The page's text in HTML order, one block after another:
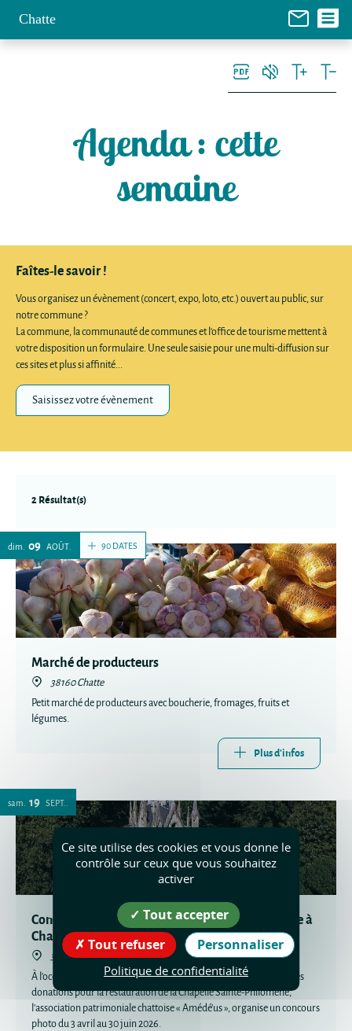
Chatte
Agenda: cette
semaine
Faîtes-le savoir !
Vous organisez un évènement (concert, expo, loto, etc.) ouvert au public, sur
notre commune ?
La commune, la communauté de communes et l'office de tourisme mettent à
votre disposition un formulaire. Une seule saisie pour une multi-diffusion sur
ces sites et plus si affinité...
Saisissez votre évènement
2 Résultat(s)
90 DATES
dim. 09 AOÛT
Marché de producteurs
38160 Chatte
Petit marché de producteurs avec boucherie, fromages, fruits et
légumes.
Plus d'infos
sam. 19 SEPT.
Concours Photo de la Chapelle Sainte-Philomène à
Chatte
38160 Chatte
À l'occasion des Journées du Patrimoine 2026 et afin encourager les
donations pour la restauration de la Chapelle Sainte-Philomène,
l'association patrimoniale chattoise « Amédé'us », organise un concours
photo du 3 avril au 30 juin 2026.
Ce site utilise des cookies et vous donne le
contrôle sur ceux que vous souhaitez
activer
Tout accepter
Tout refuser
Personnaliser
Politique de confidentialité